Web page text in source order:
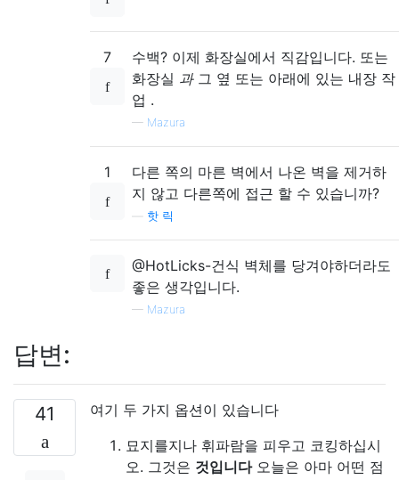
7
수백? 이제 화장실에서 직감입니다. 또는
화장실 과그 옆 또는 아래에 있는 내장 작
업 .
— Mazura
1
다른 쪽의 마른 벽에서 나온 벽을 제거하
지 않고 다른쪽에 접근 할 수 있습니까?
핫 릭
@HotLicks-건식 벽체를 당겨야하더라도
좋은 생각입니다.
— Mazura
답변:
41
여기 두 가지 옵션이 있습니다
묘지를지나 휘파람을 피우고 코킹하십시
오. 그것은 것입니다오늘은 아마 어떤 점